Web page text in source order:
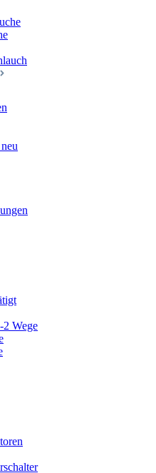
2 Wege